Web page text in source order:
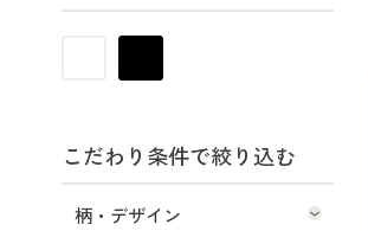
こだわり条件で絞り込む
柄・デザイン